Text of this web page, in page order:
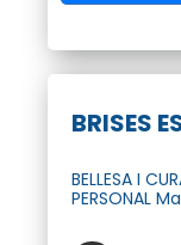
BRISES
BELLESA I
PERSONAL